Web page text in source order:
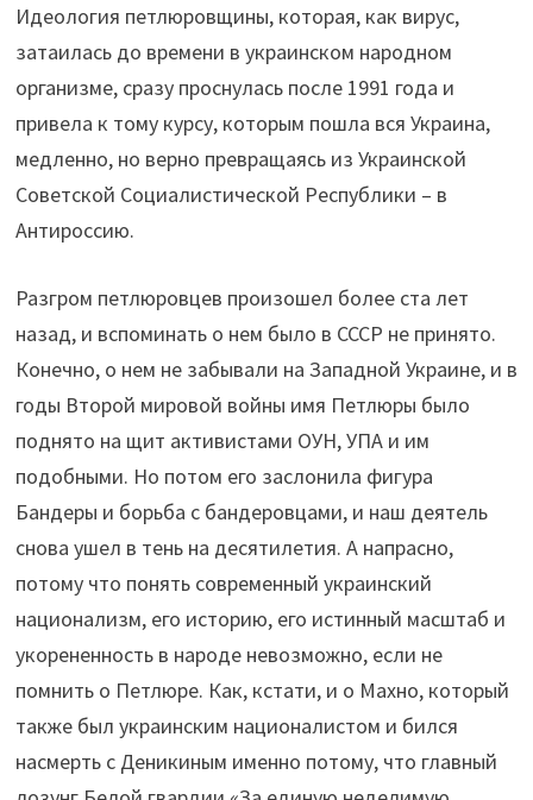
Идеология петлюровщины, которая, как вирус,
затаилась до времени в украинском народном
организме, сразу проснулась после 1991 года и
привела к тому курсу, которым пошла вся Украина,
медленно, но верно превращаясь из Украинской
Советской Социалистической Республики – в
Антироссию.
Разгром петлюровцев произошел более ста лет
назад, и вспоминать о нем было в СССР не принято.
Конечно, о нем не забывали на Западной Украине, и в
годы Второй мировой войны имя Петлюры было
поднято на щит активистами ОУН, УПА и им
подобными. Но потом его заслонила фигура
Бандеры и борьба с бандеровцами, и наш деятель
снова ушел в тень на десятилетия. А напрасно,
потому что понять современный украинский
национализм, его историю, его истинный масштаб и
укорененность в народе невозможно, если не
помнить о Петлюре. Как, кстати, и о Махно, который
также был украинским националистом и бился
насмерть с Деникиным именно потому, что главный